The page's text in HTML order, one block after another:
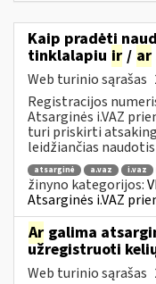
Kaip pradėti
tinklalapiu ir / ar
Web turinio sąrašas
Registracijos
Atsarginės i.VAZ
turi priskirti
leidžiančias naudotis
atsarginė a.vaz i.vaz
žinyno kategorijos:
Atsarginės i.VAZ
Ar galima
užregistruoti
Web turinio sąrašas